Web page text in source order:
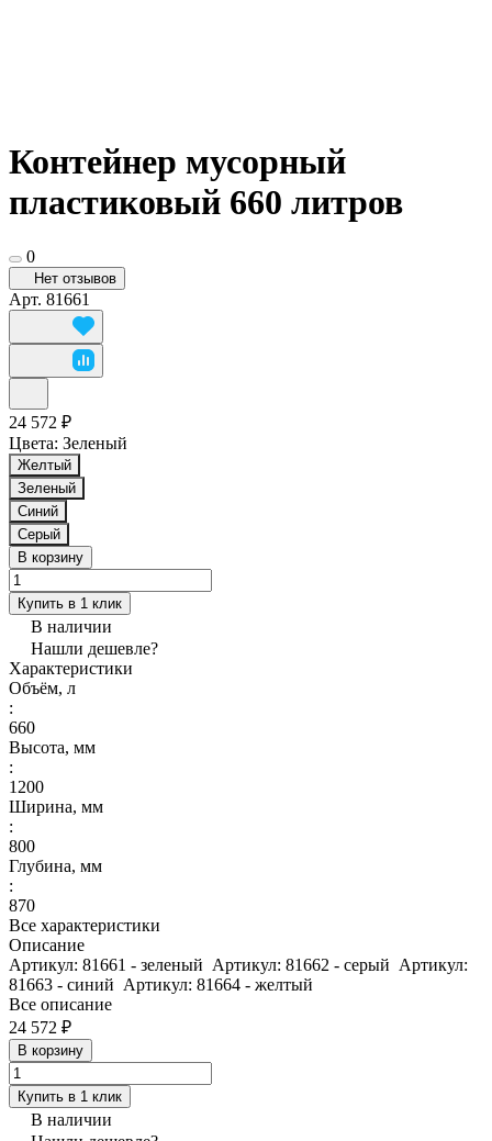
Контейнер мусорный
пластиковый 660 литров
0
Нет отзывов
Арт. 81661
24 572 ₽
Цвета: Зеленый
Желтый
Зеленый
Синий
Серый
В корзину
Купить в 1 клик
В наличии
Нашли дешевле?
Характеристики
Объём, л
:
660
Высота, мм
:
1200
Ширина, мм
:
800
Глубина, мм
:
870
Все характеристики
Описание
Артикул: 81661 - зеленый Артикул: 81662 - серый Артикул:
81663 - синий Артикул: 81664 - желтый
Все описание
24 572 ₽
В корзину
Купить в 1 клик
В наличии